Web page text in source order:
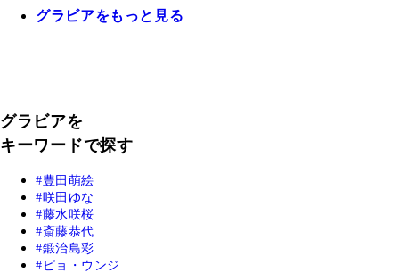
グラビアをもっと見る
グラビアを
キーワードで探す
豊田萌絵
咲田ゆな
藤水咲桜
斎藤恭代
鍛治島彩
ピョ・ウンジ